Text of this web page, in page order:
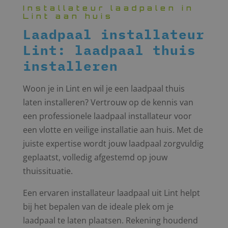
Installateur laadpalen in
Lint aan huis
Laadpaal installateur
Lint: laadpaal thuis
installeren
Woon je in Lint en wil je een laadpaal thuis
laten installeren? Vertrouw op de kennis van
een professionele laadpaal installateur voor
een vlotte en veilige installatie aan huis. Met de
juiste expertise wordt jouw laadpaal zorgvuldig
geplaatst, volledig afgestemd op jouw
thuissituatie.
Een ervaren installateur laadpaal uit Lint helpt
bij het bepalen van de ideale plek om je
laadpaal te laten plaatsen. Rekening houdend